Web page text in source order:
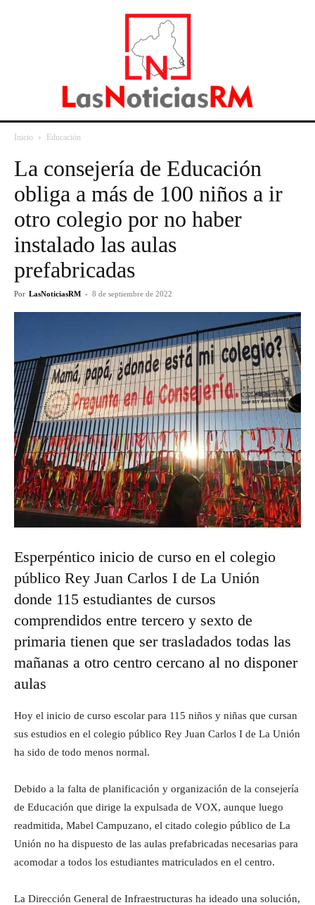
Inicio Educación
La consejería de Educación
obliga a más de 100 niños a ir
otro colegio por no haber
instalado las aulas
prefabricadas
Por LasNoticiasRM - 8 de septiembre de 2022
Esperpéntico inicio de curso en el colegio
público Rey Juan Carlos I de La Unión
donde 115 estudiantes de cursos
comprendidos entre tercero y sexto de
primaria tienen que ser trasladados todas las
mañanas a otro centro cercano al no disponer
aulas
Hoy el inicio de curso escolar para 115 niños y niñas que cursan
sus estudios en el colegio público Rey Juan Carlos I de La Unión
ha sido de todo menos normal.
Debido a la falta de planificación y organización de la consejería
de Educación que dirige la expulsada de VOX, aunque luego
readmitida, Mabel Campuzano, el citado colegio público de La
Unión no ha dispuesto de las aulas prefabricadas necesarias para
acomodar a todos los estudiantes matriculados en el centro.
La Dirección General de Infraestructuras ha ideado una solución,